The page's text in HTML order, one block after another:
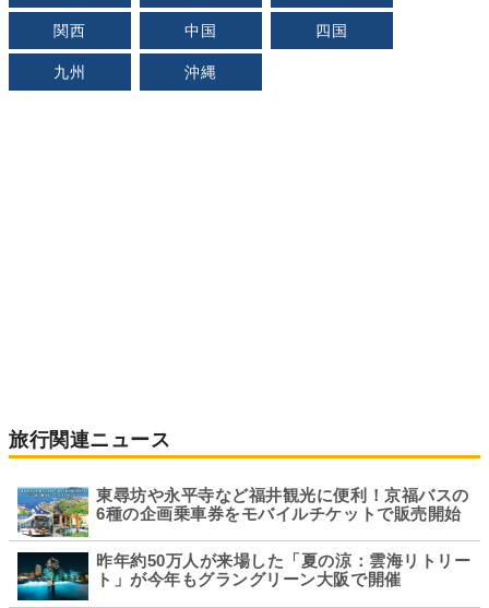
関西 中国 四国
九州 沖縄
旅行関連ニュース
東尋坊や永平寺など福井観光に便利！京福バスの
6種の企画乗車券をモバイルチケットで販売開始
昨年約50万人が来場した「夏の涼：雲海リトリー
ト」が今年もグラングリーン大阪で開催